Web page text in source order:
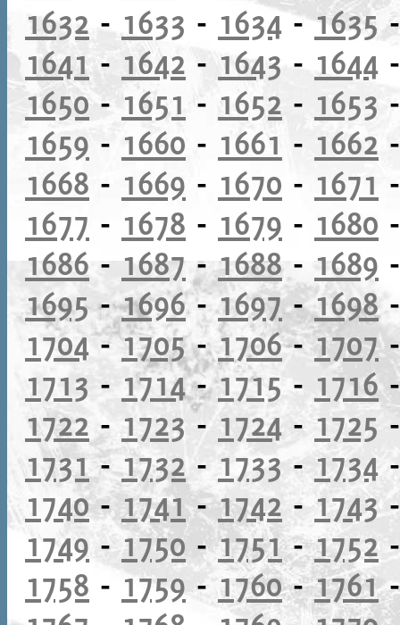
1632 - 1633 - 1634-1635
1641 - 1642 - 1643 - 1644
1650-1651 - 1652 - 1653
1659 - 1660 - 1661 - 1662
1668 - 1669 - 1670 - 1671
1677 - 1678 - 1679 - 1680
1686 - 1687 -1688- 1689
1695-1696-1697-1698
1704-1705-1706-1707
1713 - 1714-1715 - 1716
1722 -1723 - 1724-1725
1731-1732 - 1733- 1734
1740-1741-1742-1743
1749 -1750 -1751-1752
1758 - 1759 -1760-1761